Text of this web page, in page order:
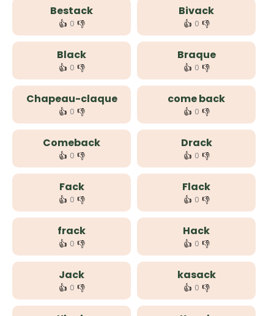
Bestack
👍 0 👎
Bivack
👍 0 👎
Black
👍 0 👎
Braque
👍 0 👎
Chapeau-claque
👍 0 👎
come back
👍 0 👎
Comeback
👍 0 👎
Drack
👍 0 👎
Fack
👍 0 👎
Flack
👍 0 👎
frack
👍 0 👎
Hack
👍 0 👎
Jack
👍 0 👎
kasack
👍 0 👎